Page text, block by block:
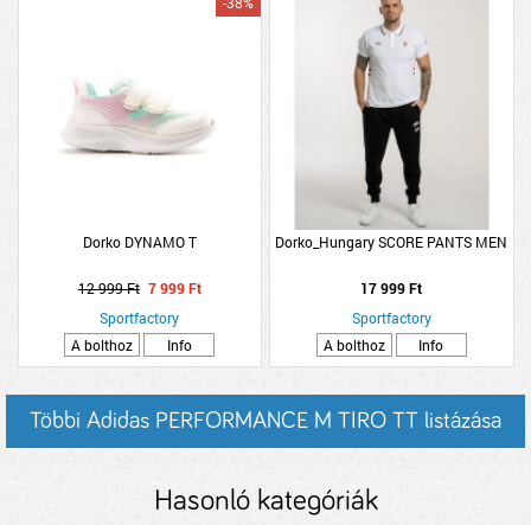
Dorko DYNAMO T
12 999 Ft 7 999 Ft
Sportfactory
A bolthoz
Info
Dorko_Hungary SCORE PANTS MEN
17 999 Ft
Sportfactory
A bolthoz
Info
Többi Adidas PERFORMANCE M TIRO TT listázása
Hasonló kategóriák